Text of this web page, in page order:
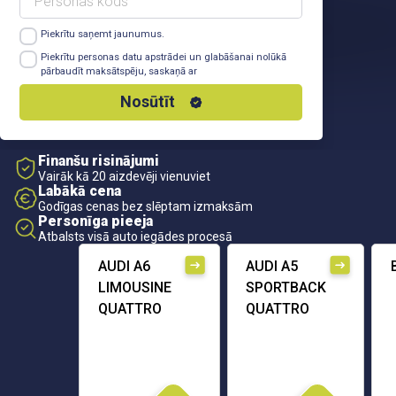
Piekrītu saņemt jaunumus.
Piekrītu personas datu apstrādei un glabāšanai nolūkā
pārbaudīt maksātspēju, saskaņā ar
Nosūtīt
AUDI A6
LIMOUSINE
QUATTRO
AUDI A5
SPORTBACK
QUATTRO
Finanšu risinājumi
Vairāk kā 20 aizdevēji vienuviet
Labākā cena
Godīgas cenas bez slēptam izmaksām
Personīga pieeja
Atbalsts visā auto iegādes procesā